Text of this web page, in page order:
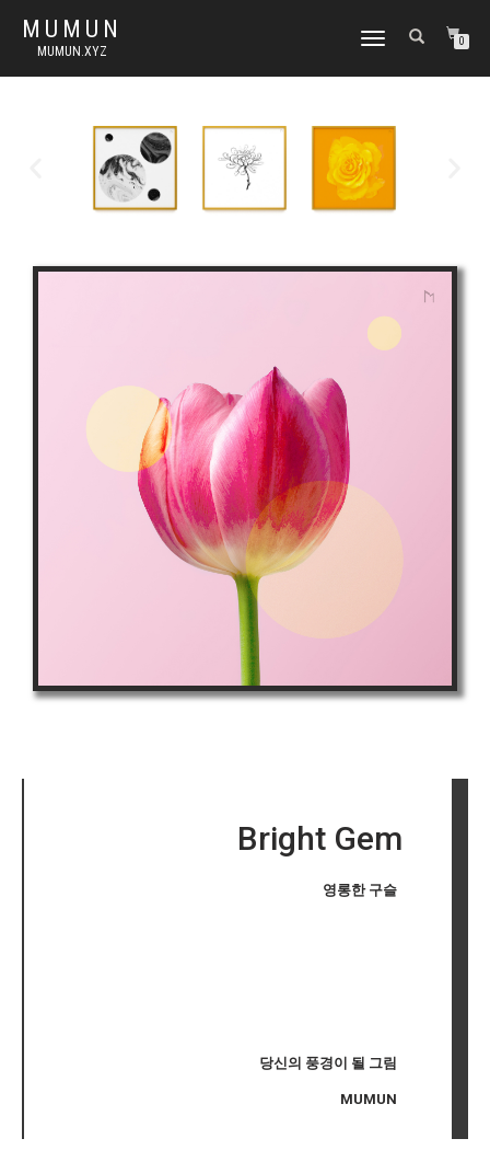
MUMUN
MUMUN.XYZ
토
내
게
이
션
0
Bright Gem
영롱한 구슬
당신의 풍경이 될 그림
MUMUN